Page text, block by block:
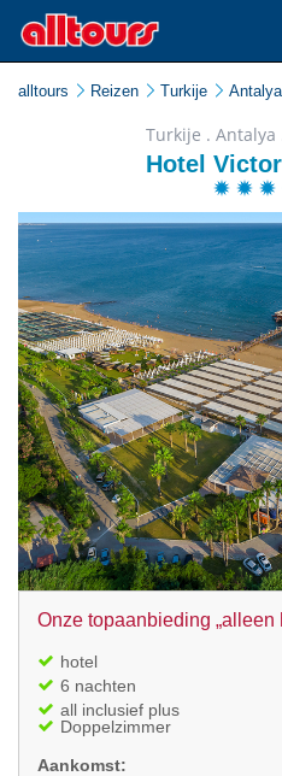
alltours Reizen Turkije Antalya
Turkije . Antalya
Hotel
Onze topaanbieding „alleen
hotel
6 nachten
all inclusief plus
Doppelzimmer
Aankomst: